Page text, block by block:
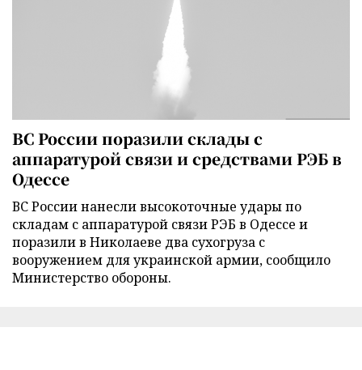
ВС России поразили склады с
аппаратурой связи и средствами РЭБ в
Одессе
ВС России нанесли высокоточные удары по
складам с аппаратурой связи РЭБ в Одессе и
поразили в Николаеве два сухогруза с
вооружением для украинской армии, сообщило
Министерство обороны.